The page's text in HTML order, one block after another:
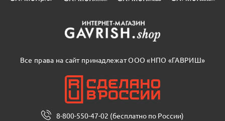
Все права на сайт принадлежат ООО «НПО «ГАВРИШ»
8-800-550-47-02 (бесплатно по России)